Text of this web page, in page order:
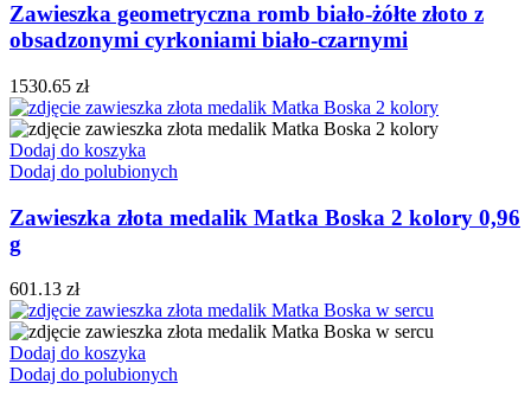
Zawieszka geometryczna romb biało-żółte złoto z
obsadzonymi cyrkoniami biało-czarnymi
1530.65 zł
Dodaj do koszyka
Dodaj do polubionych
Zawieszka złota medalik Matka Boska 2 kolory 0,96
g
601.13 zł
Dodaj do koszyka
Dodaj do polubionych